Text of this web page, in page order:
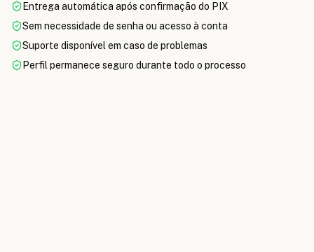
Entrega automática após confirmação do PIX
Sem necessidade de senha ou acesso à conta
Suporte disponível em caso de problemas
Perfil permanece seguro durante todo o processo